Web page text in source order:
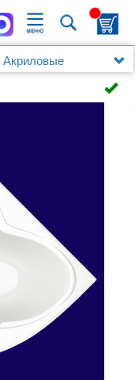
Акриловые
на